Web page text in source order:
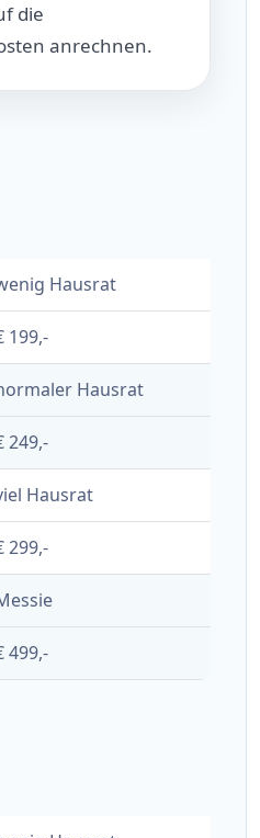
die
anrechnen.
Hausrat
199,-
Hausrat
249,-
Hausrat
299,-
499,-